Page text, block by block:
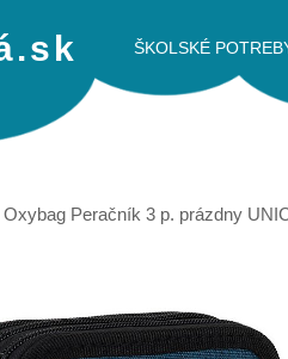
ŠKOLSKÉ
Oxybag Peračník 3 p. prázdny